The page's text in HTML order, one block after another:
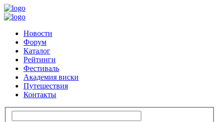
Новости
Форум
Каталог
Рейтинги
Фестиваль
Академия виски
Путешествия
Контакты